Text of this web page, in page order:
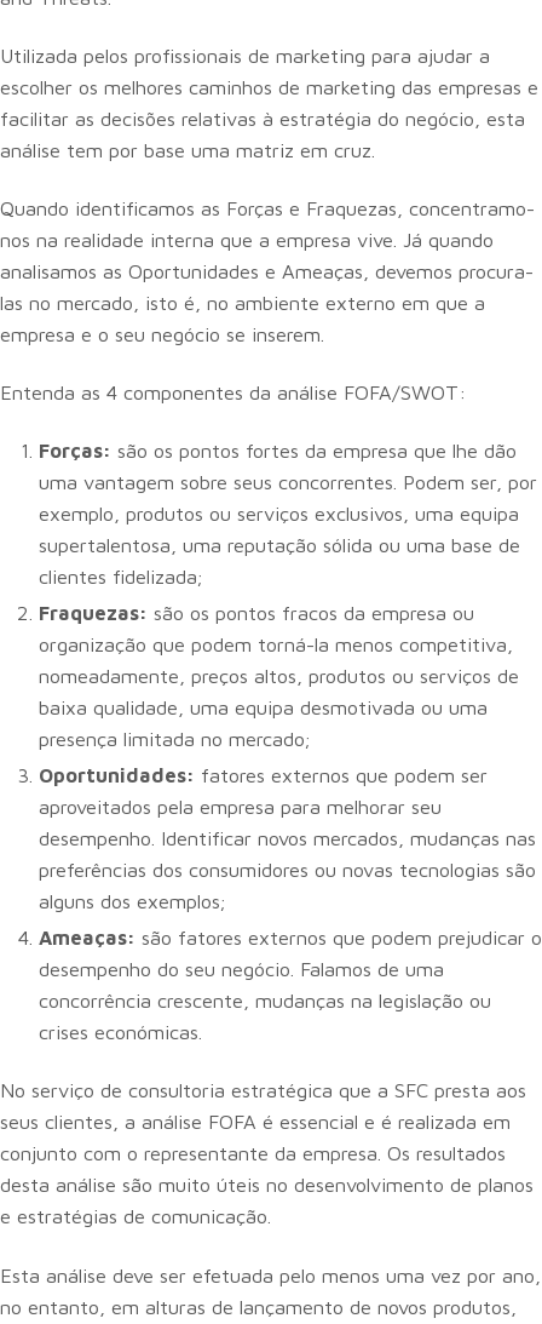
Utilizada pelos profissionais de marketing para ajudar a
escolher os melhores caminhos de marketing das empresas e
facilitar as decisões relativas à estratégia do negócio, esta
análise tem por base uma matriz em cruz.
Quando identificamos as Forças e Fraquezas, concentramo-
nos na realidade interna que a empresa vive. Já quando
analisamos as Oportunidades e Ameaças, devemos procura-
las no mercado, isto é, no ambiente externo em que a
empresa e o seu negócio se inserem.
Entenda as 4 componentes da análise FOFA/SWOT:
Forças: são os pontos fortes da empresa que lhe dão
uma vantagem sobre seus concorrentes. Podem ser, por
exemplo, produtos ou serviços exclusivos, uma equipa
supertalentosa, uma reputação sólida ou uma base de
clientes fidelizada;
Fraquezas: são os pontos fracos da empresa ou
organização que podem torná-la menos competitiva,
nomeadamente, preços altos, produtos ou serviços de
baixa qualidade, uma equipa desmotivada ou uma
presença limitada no mercado;
Oportunidades: fatores externos que podem ser
aproveitados pela empresa para melhorar seu
desempenho. Identificar novos mercados, mudanças nas
preferências dos consumidores ou novas tecnologias são
alguns dos exemplos;
Ameaças: são fatores externos que podem prejudicar o
desempenho do seu negócio. Falamos de uma
concorrência crescente, mudanças na legislação ou
crises económicas.
No serviço de consultoria estratégica que a SFC presta aos
seus clientes, a análise FOFA é essencial e é realizada em
conjunto com o representante da empresa. Os resultados
desta análise são muito úteis no desenvolvimento de planos
e estratégias de comunicação.
Esta análise deve ser efetuada pelo menos uma vez por ano,
no entanto, em alturas de lançamento de novos produtos,